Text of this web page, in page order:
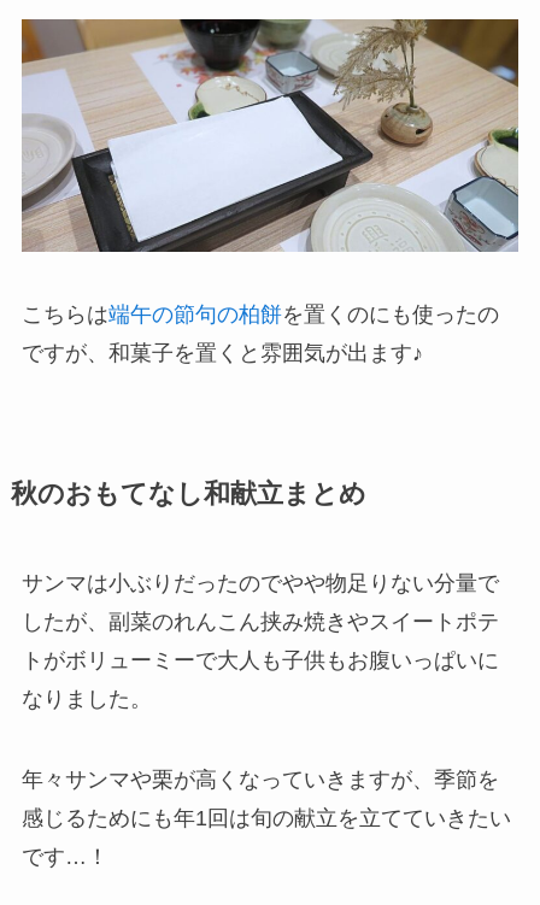
こちらは端午の節句の柏餅を置くのにも使ったの
ですが、和菓子を置くと雰囲気が出ます♪
秋のおもてなし和献立まとめ
サンマは小ぶりだったのでやや物足りない分量で
したが、副菜のれんこん挟み焼きやスイートポテ
トがボリューミーで大人も子供もお腹いっぱいに
なりました。
年々サンマや栗が高くなっていきますが、季節を
感じるためにも年1回は旬の献立を立てていきたい
です…！